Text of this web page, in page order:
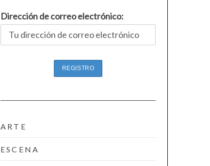
Dirección de correo electrónico:
ARTE
ESCENA